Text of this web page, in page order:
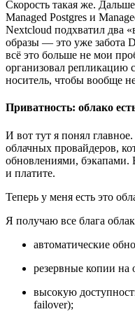
Скорость такая же.
Managed Postgres и
Nextcloud подхватил два
образы — это уже забота
всё это больше не мои
организовал репликацию
носитель, чтобы вообще
Приватность: облако
И вот тут я понял
облачных провайдеров,
обновлениями, бэкапами.
и платите.
Теперь у меня есть это
Я получаю все блага
автоматические
резервные копии на
высокую
failover);